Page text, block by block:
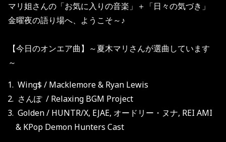
マリ姐さんの「お気に入りの音楽」＋「日々の気づき」
金曜夜の語り場へ、ようこそ～♪
【今日のオンエア曲】～夏木マリさんが選曲しています
～
Wing$ / Macklemore & Ryan Lewis
さんぽ / Relaxing BGM Project
Golden / HUNTR/X, EJAE, オードリー・ヌナ, REI AMI
& KPop Demon Hunters Cast